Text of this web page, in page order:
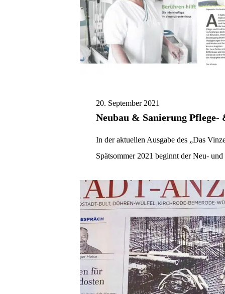
20. September 2021
Neubau & Sanierung
In der aktuellen Ausgabe des „Das
Spätsommer 2021 beginnt der Neu-